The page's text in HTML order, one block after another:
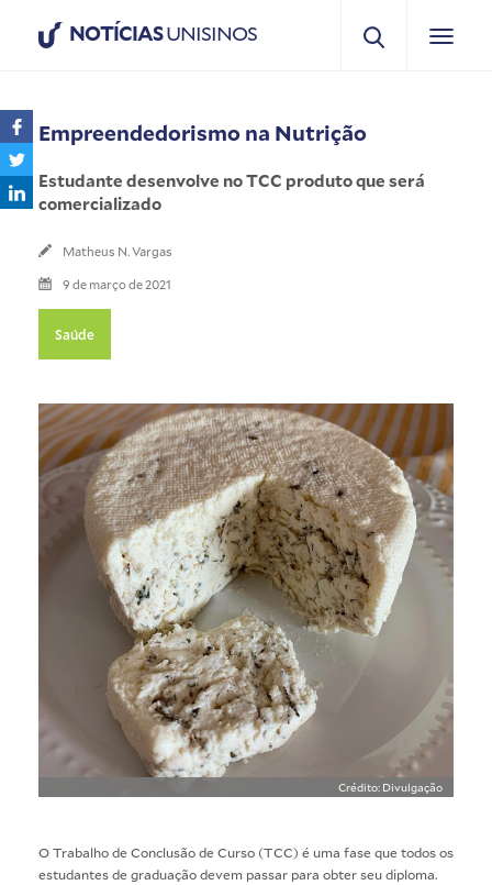
NOTÍCIASUNISINOS
Empreendedorismo na Nutrição
Estudante desenvolve no TCC produto que será
comercializado
Matheus N. Vargas
9 de março de 2021
Saúde
Crédito: Divulgação
O Trabalho de Conclusão de Curso (TCC) é uma fase que todos os
estudantes de graduação devem passar para obter seu diploma.